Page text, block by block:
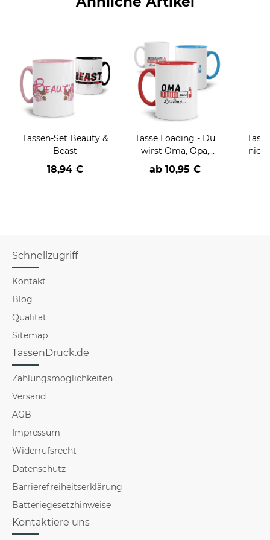
Tassen-Set Beauty &
Beast
18,94 €
Tasse Loading - Du
wirst Oma, Opa,
Papa, Onkel
ab 10,95 €
Schnellzugriff
Kontakt
Blog
Qualität
Sitemap
TassenDruck.de
Zahlungsmöglichkeiten
Versand
AGB
Impressum
Widerrufsrecht
Datenschutz
Barrierefreiheitserklärung
Batteriegesetzhinweise
Kontaktiere uns